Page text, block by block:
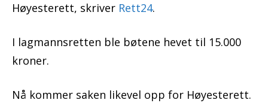
Høyesterett, skriver Rett24.
I lagmannsretten ble bøtene hevet til 15.000
kroner.
Nå kommer saken likevel opp for Høyesterett.